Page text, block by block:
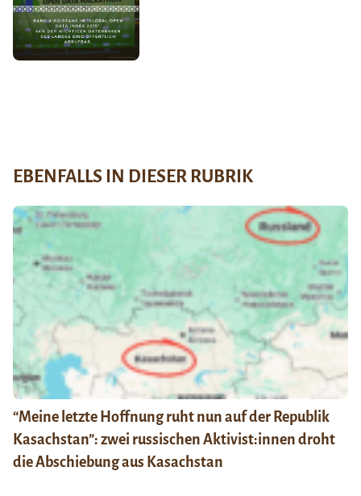
EBENFALLS IN DIESER RUBRIK
“Meine letzte Hoffnung ruht nun auf der Republik
Kasachstan”: zwei russischen Aktivist:innen droht
die Abschiebung aus Kasachstan